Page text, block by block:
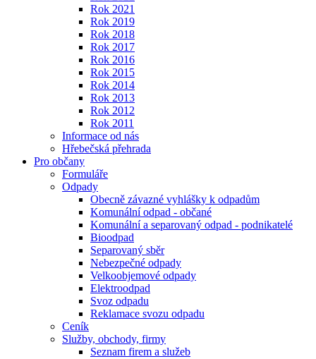
Rok 2021
Rok 2019
Rok 2018
Rok 2017
Rok 2016
Rok 2015
Rok 2014
Rok 2013
Rok 2012
Rok 2011
Informace od nás
Hřebečská přehrada
Pro občany
Formuláře
Odpady
Obecně závazné vyhlášky k odpadům
Komunální odpad - občané
Komunální a separovaný odpad - podnikatelé
Bioodpad
Separovaný sběr
Nebezpečné odpady
Velkoobjemové odpady
Elektroodpad
Svoz odpadu
Reklamace svozu odpadu
Ceník
Služby, obchody, firmy
Seznam firem a služeb